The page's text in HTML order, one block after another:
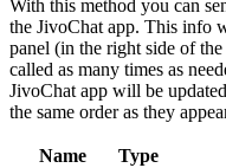
With this method you can
the JivoChat app. This info
panel (in the right side of
called as many times as
JivoChat app will be
the same order as they
Name Type